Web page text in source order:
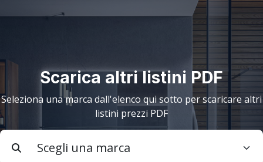
Scarica altri listini PDF
Seleziona una marca dall'elenco qui sotto per scaricare altri
listini prezzi PDF